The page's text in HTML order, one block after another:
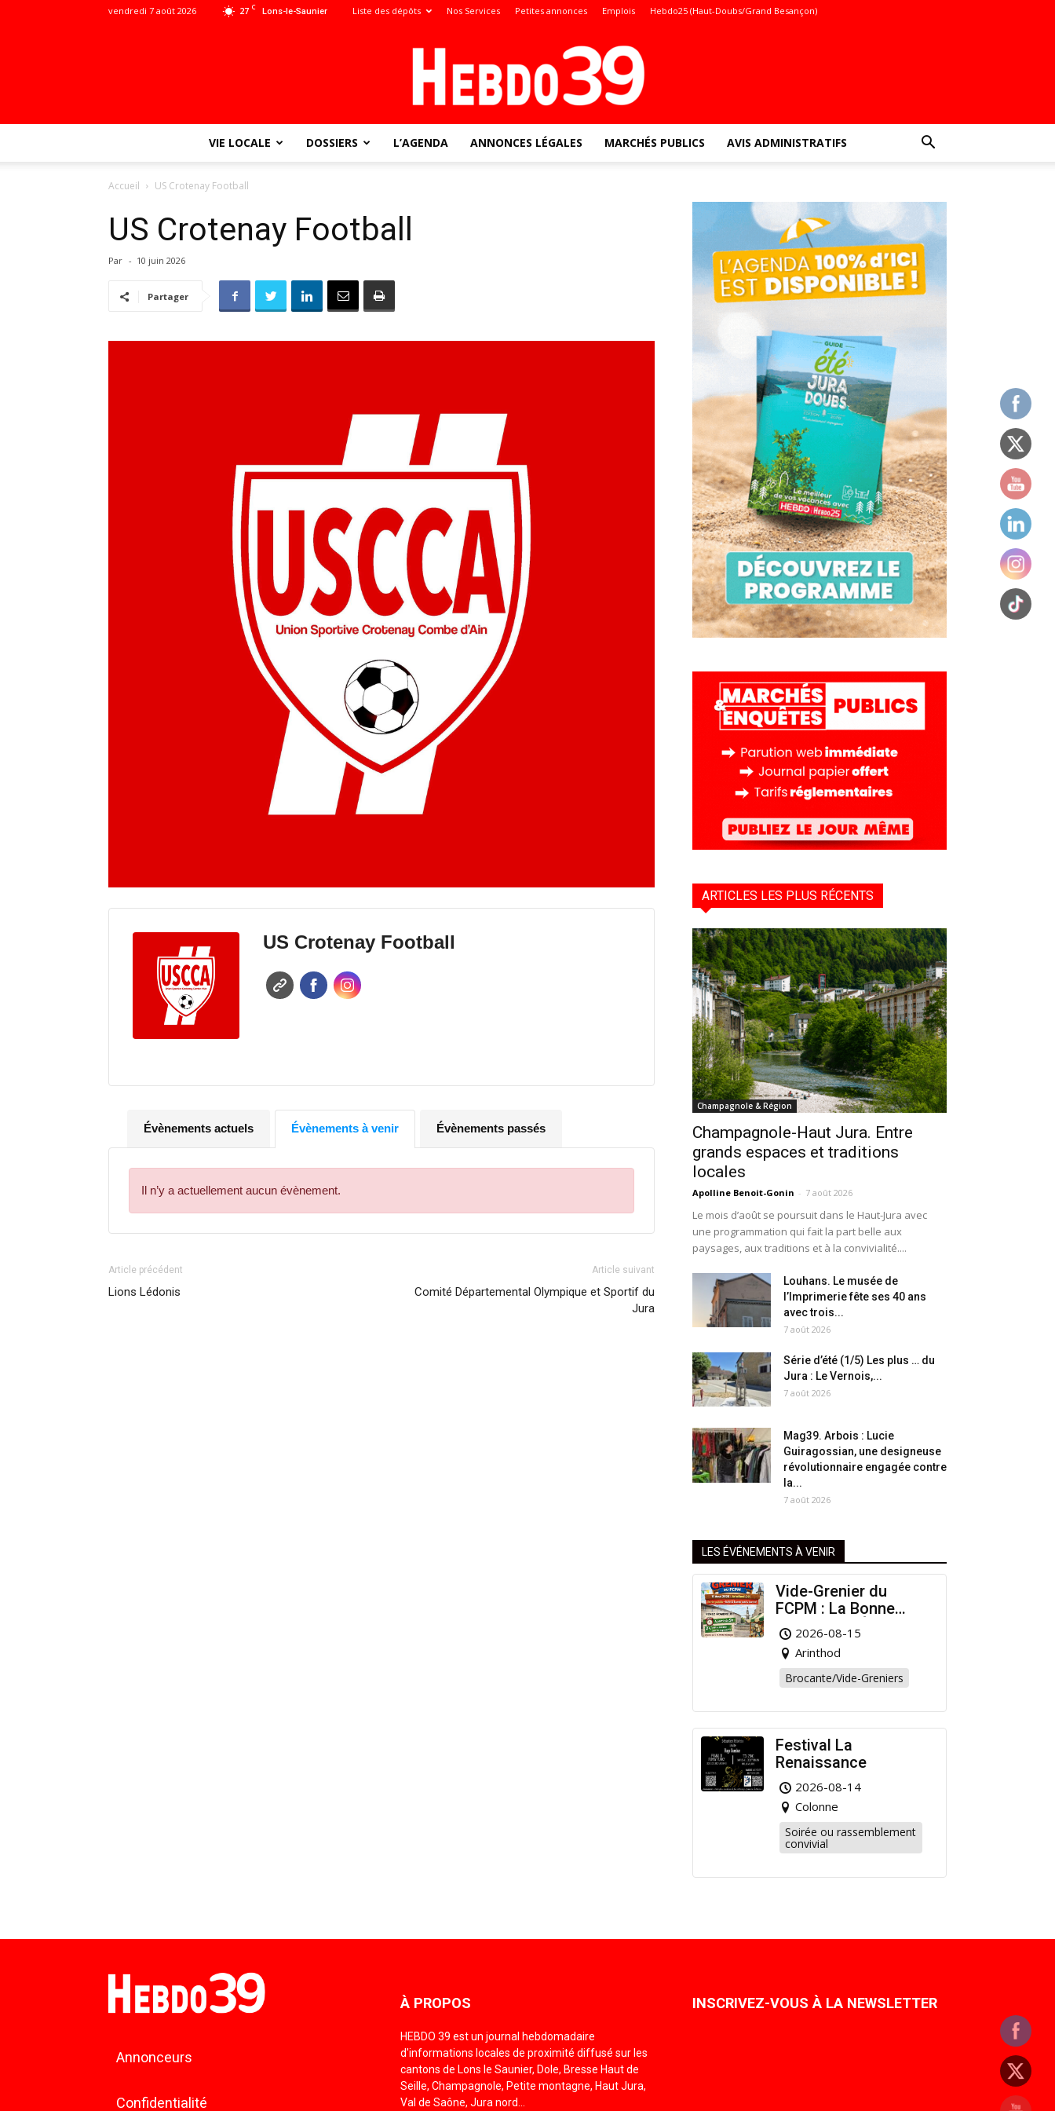
27 C Lons-le-Saunier
vendredi 7 août 2026 Liste des dépôts Nos Services Petites annonces Emplois Hebdo25 (Haut-Doubs/Grand Besançon)
l'info
locale
VIE LOCALE DOSSIERS L’AGENDA ANNONCES LÉGALES MARCHÉS PUBLICS AVIS ADMINISTRATIFS
Accueil US Crotenay Football
US Crotenay Football
Par - 10 juin 2026
Partager
US Crotenay Football
Évènements actuels Évènements à venir Évènements passés
Il n’y a actuellement aucun évènement.
Article précédent
Lions Lédonis
Article suivant
Comité Départemental Olympique et Sportif du
Jura
ARTICLES LES PLUS RÉCENTS
Champagnole & Région
Champagnole-Haut Jura. Entre
grands espaces et traditions
locales
Apolline Benoit-Gonin - 7 août 2026
Le mois d’août se poursuit dans le Haut-Jura avec
une programmation qui fait la part belle aux
paysages, aux traditions et à la convivialité....
Louhans. Le musée de
l’Imprimerie fête ses 40 ans
avec trois...
7 août 2026
Série d’été (1/5) Les plus … du
Jura : Le Vernois,...
7 août 2026
Mag39. Arbois : Lucie
Guiragossian, une designeuse
révolutionnaire engagée contre
la...
7 août 2026
LES ÉVÉNEMENTS À VENIR
Vide-Grenier du
FCPM : La Bonne
Affaire de l’Été à
Arinthod !
2026-08-15
Arinthod
Brocante/Vide-Greniers
Festival La
Renaissance
2026-08-14
Colonne
Soirée ou rassemblement
convivial